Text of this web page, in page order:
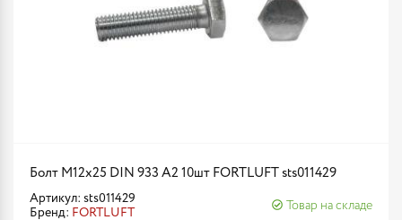
Болт М12х25 DIN 933 A2 10шт FORTLUFT sts011429
Артикул: sts011429
Бренд: FORTLUFT
Товар на складе